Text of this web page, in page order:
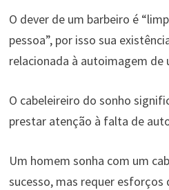
O dever de um barbeiro é
pessoa”, por isso sua
relacionada à autoimagem de
O cabeleireiro do sonho
prestar atenção à falta de
Um homem sonha com um
sucesso, mas requer esforços